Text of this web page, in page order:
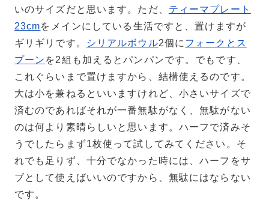
いのサイズだと思います。ただ、 ティーマプレート
23cmをメインにしている生活ですと、置けますが
ギリギリです。
シリアルボウル2個に フォークとス
プーン を2組も加えるとパンパンです。でもです、
これぐらいまで置けますから、結構使えるのです。
大は小を兼ねるといいますけれど、小さいサイズで
済むのであればそれが一番無駄がなく、無駄がない
のは何より素晴らしいと思います。ハーフで済みそ
うでしたらまず1枚使って試してみてください。そ
れでも足りず、十分でなかった時には、ハーフをサ
ブとして使えばいいのですから、無駄にはならない
です。